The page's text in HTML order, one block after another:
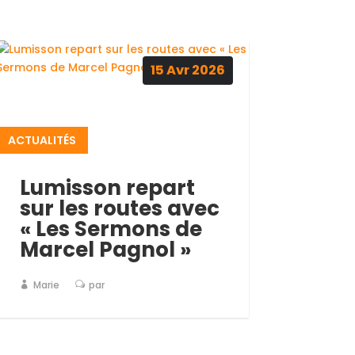
Lumisson repart
sur les routes avec
« Les Sermons de
Marcel Pagnol »
ACTUALITÉS
Marie par
15Avr2026